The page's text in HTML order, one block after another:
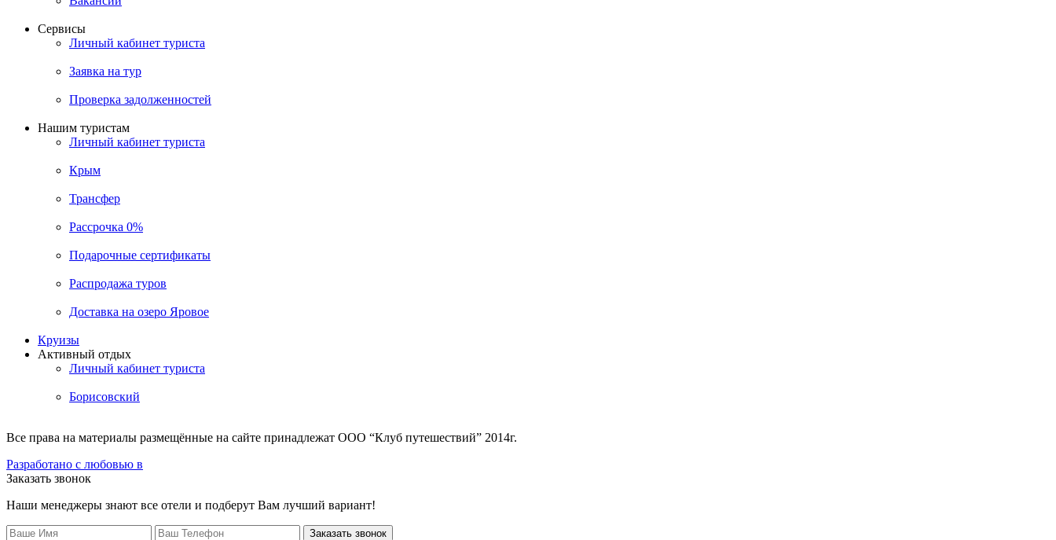
Сервисы
Личный кабинет туриста
Заявка на тур
Проверка задолженностей
Нашим туристам
Личный кабинет туриста
Крым
Трансфер
Рассрочка 0%
Подарочные сертификаты
Распродажа туров
Доставка на озеро Яровое
Круизы
Активный отдых
Личный кабинет туриста
Борисовский
Все права на материалы размещённые на сайте принадлежат ООО “Клуб путешествий” 2014г.
Разработано с любовью в
Заказать звонок
Наши менеджеры знают все отели и подберут Вам лучший вариант!
Заказать звонок